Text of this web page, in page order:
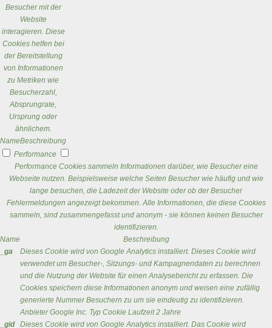
Besucher mit der
Website
interagieren. Diese
Cookies helfen bei
der Bereitstellung
von Informationen
zu Metriken wie
Besucherzahl,
Absprungrate,
Ursprung oder
ähnlichem.
NameBeschreibung
Performance
Performance Cookies sammeln Informationen darüber, wie Besucher eine
Webseite nutzen. Beispielsweise welche Seiten Besucher wie häufig und wie
lange besuchen, die Ladezeit der Website oder ob der Besucher
Fehlermeldungen angezeigt bekommen. Alle Informationen, die diese Cookies
sammeln, sind zusammengefasst und anonym - sie können keinen Besucher
identifizieren.
Name
Beschreibung
_ga
Dieses Cookie wird von Google Analytics installiert. Dieses Cookie wird
verwendet um Besucher-, Sitzungs- und Kampagnendaten zu berechnen
und die Nutzung der Website für einen Analysebericht zu erfassen. Die
Cookies speichern diese Informationen anonym und weisen eine zufällig
generierte Nummer Besuchern zu um sie eindeutig zu identifizieren.
Anbieter Google Inc. Typ Cookie Laufzeit 2 Jahre
_gid
Dieses Cookie wird von Google Analytics installiert. Das Cookie wird